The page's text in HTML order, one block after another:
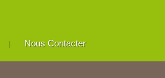
Nous Contacter